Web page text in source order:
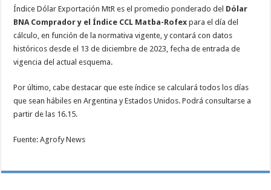
Índice Dólar Exportación MtR es el promedio ponderado del Dólar
BNA Comprador y el Índice CCL Matba-Rofex para el día del
cálculo, en función de la normativa vigente, y contará con datos
históricos desde el 13 de diciembre de 2023, fecha de entrada de
vigencia del actual esquema.
Por último, cabe destacar que este índice se calculará todos los días
que sean hábiles en Argentina y Estados Unidos. Podrá consultarse a
partir de las 16.15.
Fuente: Agrofy News